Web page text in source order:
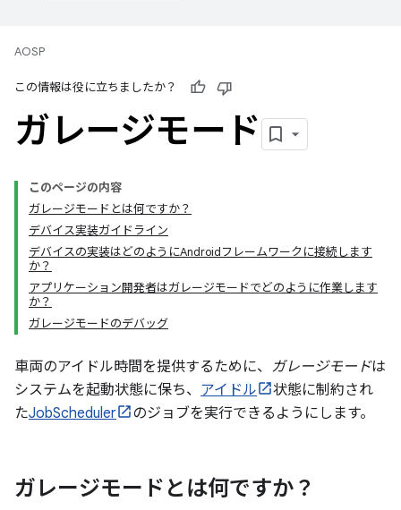
AOSP
この情報は役に立ちましたか？
ガレージモード
このページの内容
ガレージモードとは何ですか？
デバイス実装ガイドライン
デバイスの実装はどのようにAndroidフレームワークに接続します
か？
アプリケーション開発者はガレージモードでどのように作業します
か？
ガレージモードのデバッグ
車両のアイドル時間を提供するために、 ガレージモードは
システムを起動状態に保ち、 アイドル
状態に制約され
たJobScheduler のジョブを実行できるようにします。
ガレージモードとは何ですか？